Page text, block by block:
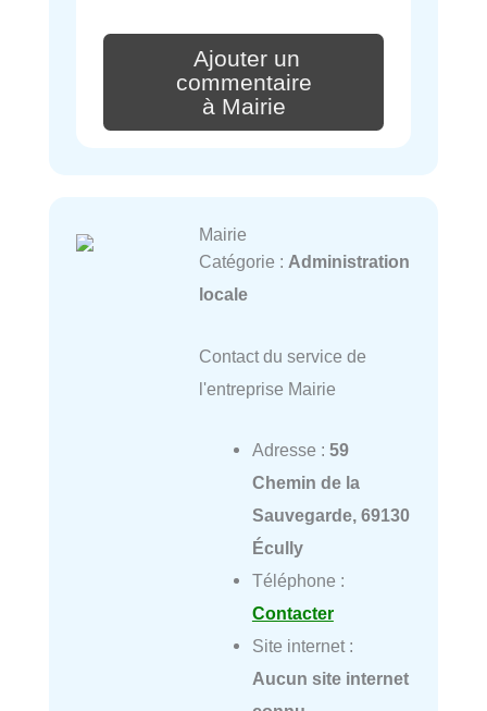
Ajouter un
commentaire
à Mairie
Mairie
Catégorie : Administration
locale
Contact du service de
l'entreprise Mairie
Adresse : 59
Chemin de la
Sauvegarde, 69130
Écully
Téléphone :
Contacter
Site internet :
Aucun site internet